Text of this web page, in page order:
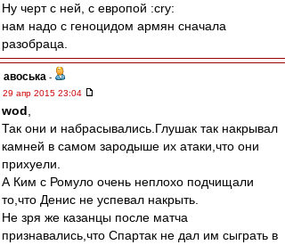
Ну черт с ней, с европой :cry:
нам надо с геноцидом армян сначала
разобраца.
авоська -
29 апр 2015 23:04
wod
Так они и набрасывались.Глушак так накрывал
камней в самом зародыше их атаки,что они
прихуели.
А Ким с Ромуло очень неплохо подчищали
то,что Денис не успевал накрыть.
Не зря же казанцы после матча
признавались,что Спартак не дал им сыграть в